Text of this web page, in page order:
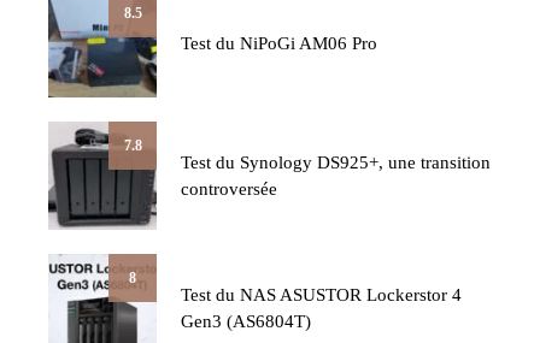
8.5
Test du NiPoGi AM06 Pro
7.8
Test du Synology DS925+, une transition
controversée
8
Test du NAS ASUSTOR Lockerstor 4
Gen3 (AS6804T)